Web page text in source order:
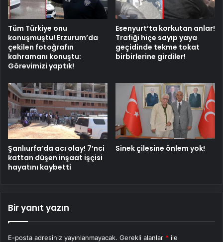
Tüm Türkiye onu
konuşmuştu! Erzurum’da
çekilen fotoğrafın
kahramanı konuştu:
Görevimizi yaptık!
Esenyurt’ta korkutan anlar!
Trafiği hiçe sayıp yaya
geçidinde tekme tokat
birbirlerine girdiler!
Şanlıurfa’da acı olay! 7’nci
kattan düşen inşaat işçisi
hayatını kaybetti
Sinek çilesine önlem yok!
Bir yanıt yazın
E-posta adresiniz yayınlanmayacak. Gerekli alanlar * ile